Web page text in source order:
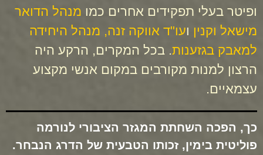
ופיטר בעלי תפקידים אחרים כמו מנהל הדואר
מישאל וקנין ועו"ד אווקה זנה, מנהל היחידה
למאבק בגזענות. בכל המקרים, הרקע היה
הרצון למנות מקורבים במקום אנשי מקצוע
עצמאיים.
כך, הפכה השחתת המגזר הציבורי לנורמה
פוליטית בימין, זכותו הטבעית של הדרג הנבחר.